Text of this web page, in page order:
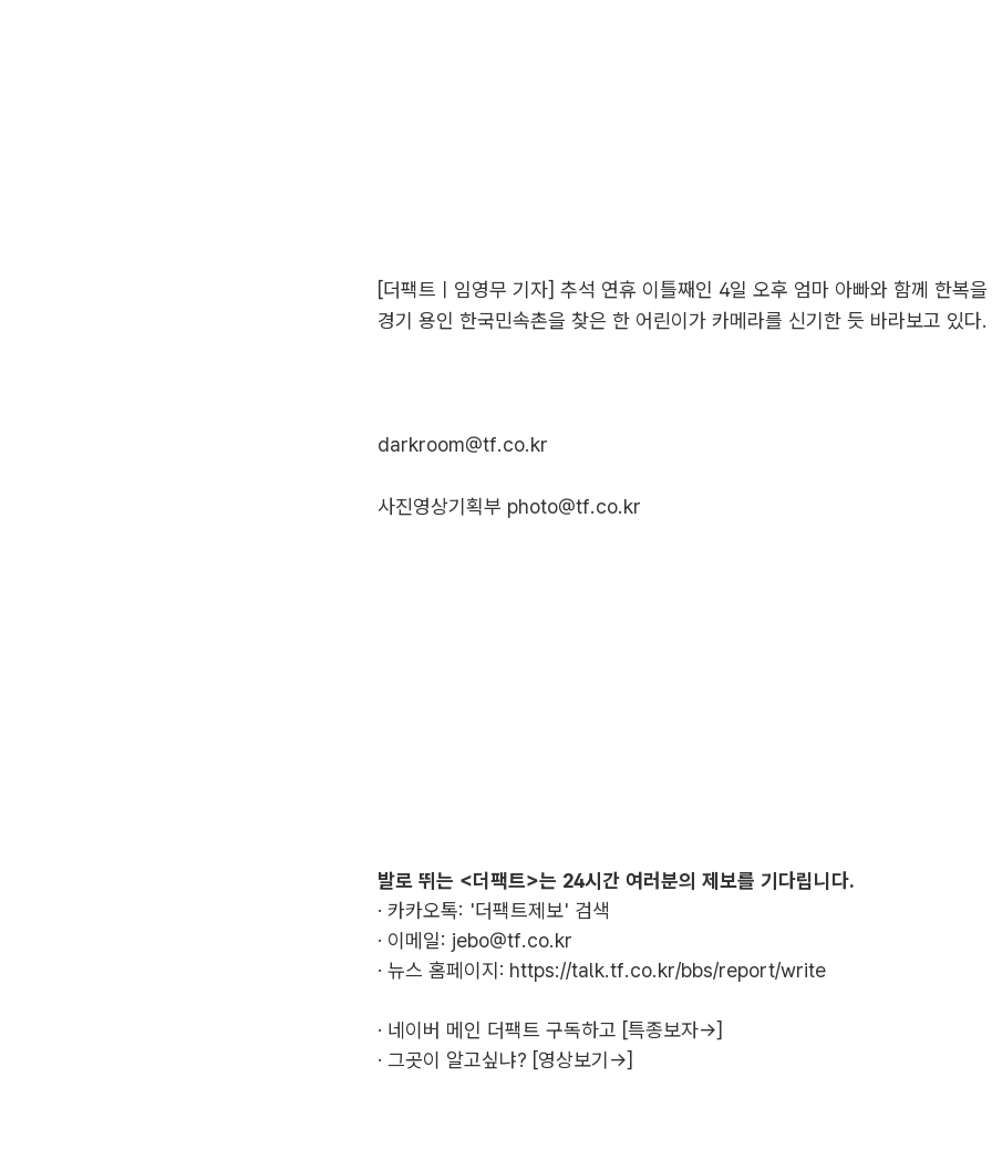
[더팩트ㅣ임영무 기자] 추석 연휴 이틀째인 4일 오후 엄마 아빠와 함께 한복
경기 용인 한국민속촌을 찾은 한 어린이가 카메라를 신기한 듯 바라보고 있다.
darkroom@tf.co.kr
사진영상기획부 photo@tf.co.kr
발로 뛰는 <더팩트>는 24시간 여러분의 제보를 기다립니다.
· 카카오톡: '더팩트제보' 검색
· 이메일: jebo@tf.co.kr
· 뉴스 홈페이지: https://talk.tf.co.kr/bbs/report/write
· 네이버 메인 더팩트 구독하고 [특종보자→]
· 그곳이 알고싶냐? [영상보기→]